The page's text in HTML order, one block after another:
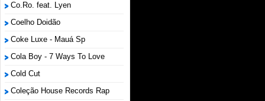
Co.Ro. feat. Lyen
Coelho Doidão
Coke Luxe - Mauá Sp
Cola Boy - 7 Ways To Love
Cold Cut
Coleção House Records Rap